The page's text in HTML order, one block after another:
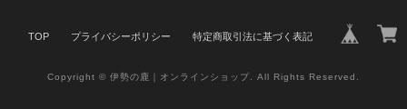
TOP プライバシーポリシー 特定商取引法に基づく表記
Copyright © 伊勢の鹿｜オンラインショップ. All Rights Reserved.